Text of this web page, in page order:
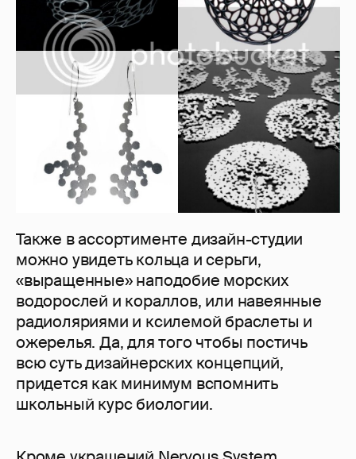
Также в ассортименте дизайн-студии
можно увидеть кольца и серьги,
«выращенные» наподобие морских
водорослей и кораллов, или навеянные
радиоляриями и ксилемой браслеты и
ожерелья. Да, для того чтобы постичь
всю суть дизайнерских концепций,
придется как минимум вспомнить
школьный курс биологии.